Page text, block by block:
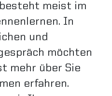
meist im
In
und
möchten
mehr über Sie
erfahren.